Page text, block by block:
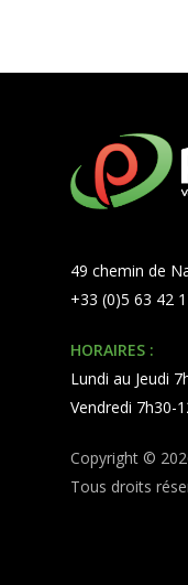
49 chemin de
+33 (0)5 63 42
HORAIRES :
Lundi au Jeudi
Vendredi 7h30-
Copyright ©
Tous droits